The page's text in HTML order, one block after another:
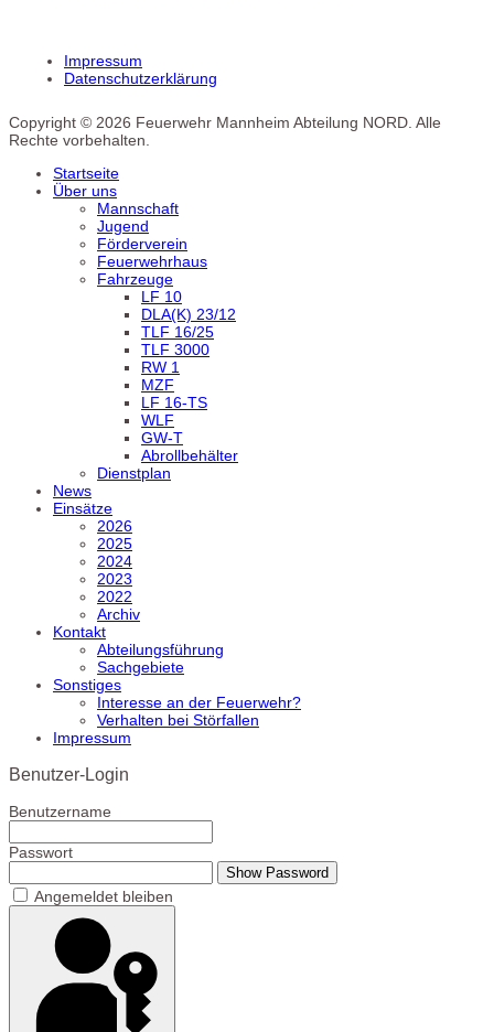
Impressum
Datenschutzerklärung
Copyright © 2026 Feuerwehr Mannheim Abteilung NORD. Alle
Rechte vorbehalten.
Startseite
Über uns
Mannschaft
Jugend
Förderverein
Feuerwehrhaus
Fahrzeuge
LF 10
DLA(K) 23/12
TLF 16/25
TLF 3000
RW 1
MZF
LF 16-TS
WLF
GW-T
Abrollbehälter
Dienstplan
News
Einsätze
2026
2025
2024
2023
2022
Archiv
Kontakt
Abteilungsführung
Sachgebiete
Sonstiges
Interesse an der Feuerwehr?
Verhalten bei Störfallen
Impressum
Benutzer-Login
Benutzername
Passwort
Show Password
Angemeldet bleiben